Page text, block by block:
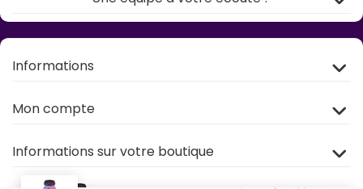
Informations
Mon compte
Informations sur votre boutique